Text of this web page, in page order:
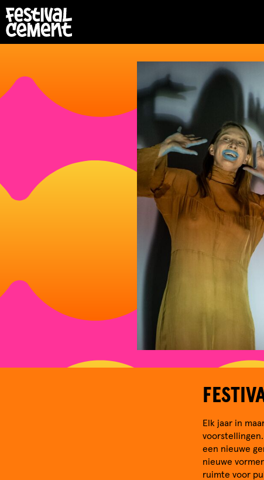
Elk jaar in
een nieuwe
nieuwe
ruimte voor